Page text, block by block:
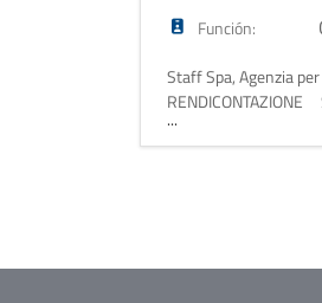
Función:
Staff Spa, Agenzia
seguenti att
...